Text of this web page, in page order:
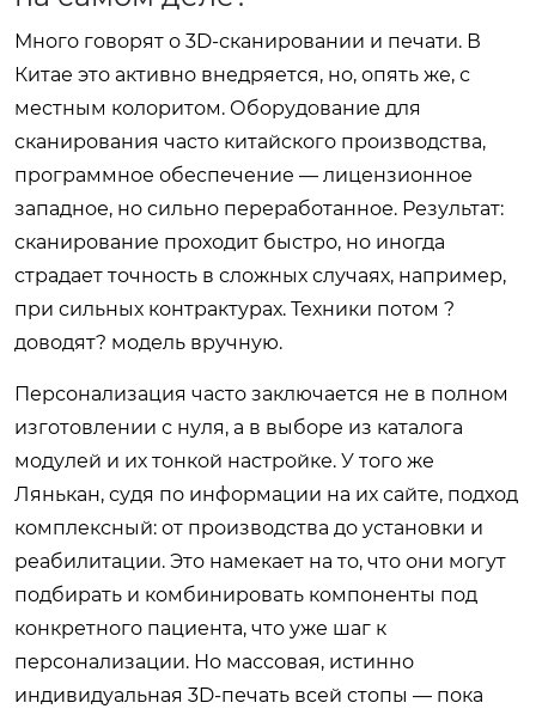
Много говорят о 3D-сканировании и печати. В
Китае это активно внедряется, но, опять же, с
местным колоритом. Оборудование для
сканирования часто китайского производства,
программное обеспечение — лицензионное
западное, но сильно переработанное. Результат:
сканирование проходит быстро, но иногда
страдает точность в сложных случаях, например,
при сильных контрактурах. Техники потом ?
доводят? модель вручную.
Персонализация часто заключается не в полном
изготовлении с нуля, а в выборе из каталога
модулей и их тонкой настройке. У того же
Лянькан, судя по информации на их сайте, подход
комплексный: от производства до установки и
реабилитации. Это намекает на то, что они могут
подбирать и комбинировать компоненты под
конкретного пациента, что уже шаг к
персонализации. Но массовая, истинно
индивидуальная 3D-печать всей стопы — пока